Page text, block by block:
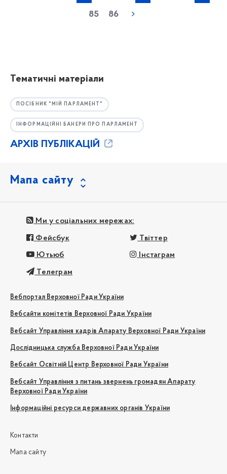
85 86
Тематичні матеріали
ПОСІБНИК "МІЙ ПАРЛАМЕНТ"
ІНФОРМАЦІЙНІ БАНЕРИ ПРО ПАРЛАМЕНТ
АРХІВ ПУБЛІКАЦІЙ
Мапа сайту
Ми у соціальних мережах:
Фейсбук Твіттер
Ютьюб Інстаграм
Телеграм
Вебпортал Верховної Ради України
Вебсайти комітетів Верховної Ради України
Вебсайт Управління кадрів Апарату Верховної Ради України
Дослідницька служба Верховної Ради України
Вебсайт Освітній Центр Верховної Ради України
Вебсайт Управління з питань звернень громадян Апарату
Верховної Ради України
Інформаційні ресурси державних органів України
Контакти
Мапа сайту